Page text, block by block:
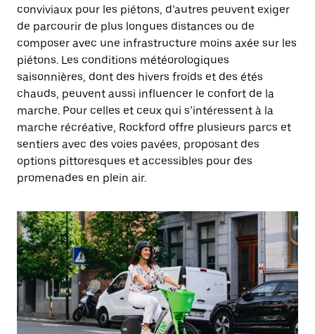
conviviaux pour les piétons, d’autres peuvent exiger
de parcourir de plus longues distances ou de
composer avec une infrastructure moins axée sur les
piétons. Les conditions météorologiques
saisonnières, dont des hivers froids et des étés
chauds, peuvent aussi influencer le confort de la
marche. Pour celles et ceux qui s’intéressent à la
marche récréative, Rockford offre plusieurs parcs et
sentiers avec des voies pavées, proposant des
options pittoresques et accessibles pour des
promenades en plein air.